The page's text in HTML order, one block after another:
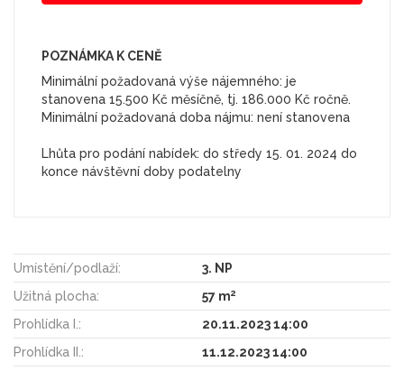
POZNÁMKA K CENĚ
Minimální požadovaná výše nájemného: je
stanovena 15.500 Kč měsíčně, tj. 186.000 Kč ročně.
Minimální požadovaná doba nájmu: není stanovena
Lhůta pro podání nabídek: do středy 15. 01. 2024 do
konce návštěvní doby podatelny
Umístění/podlaží:
3. NP
Užitná plocha:
57 m2
Prohlídka I.:
20.11.2023 14:00
Prohlídka II.:
11.12.2023 14:00